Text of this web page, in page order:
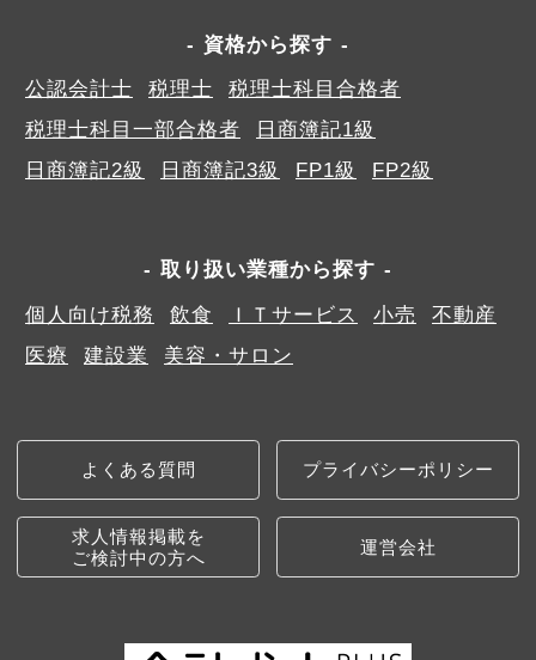
資格から探す
公認会計士
税理士
税理士科目合格者
税理士科目一部合格者
日商簿記1級
日商簿記2級
日商簿記3級 FP1級 FP2級
取り扱い業種から探す
個人向け税務
飲食 ＩＴサービス 小売
不動産
医療
建設業 美容・サロン
よくある質問 プライバシーポリシー
求人情報掲載を
ご検討中の方へ
運営会社